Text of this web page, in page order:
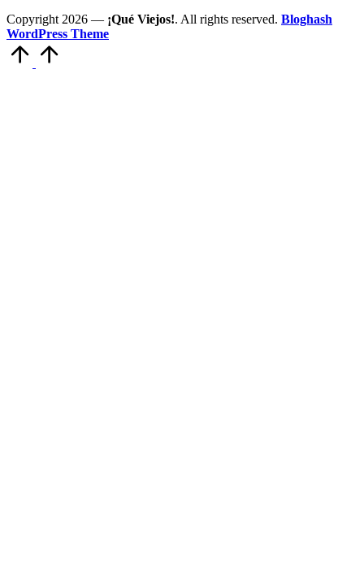
Copyright 2026 — ¡Qué Viejos!. All rights reserved. Bloghash
WordPress Theme